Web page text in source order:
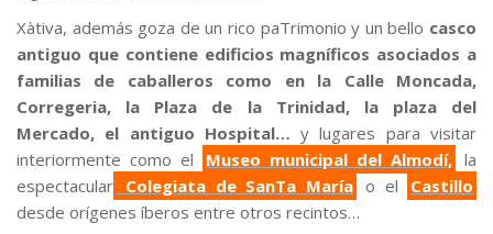
Xàtiva, además goza de un rico paTrimonio y un bello casco
antiguo que contiene edificios magníficos asociados a
familias de caballeros como en la Calle Moncada,
Corregeria, la Plaza de la Trinidad, la plaza del
Mercado, el antiguo Hospital…y lugares para visitar
interiormente como el
Museo municipal del Almodí, la
espectacular Colegiata de SanTa María o el
Castillo
desde orígenes íberos entre otros recintos…